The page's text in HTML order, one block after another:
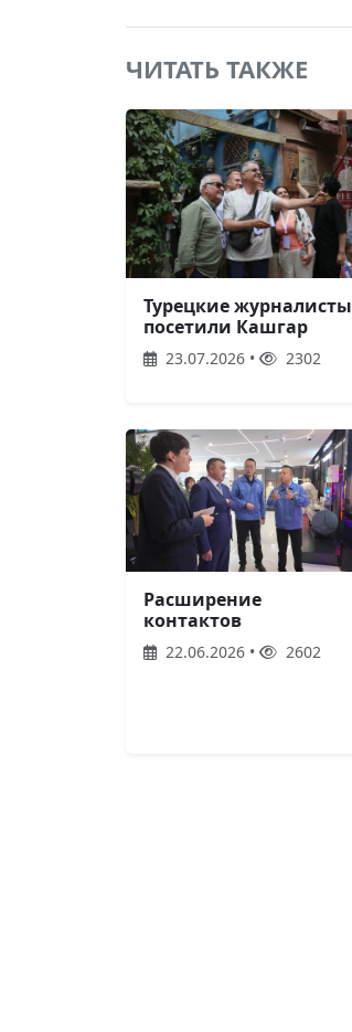
ЧИТАТЬ ТАКЖЕ
Турецкие журналисты
посетили Кашгар
23.07.2026 • 2302
Расширение
контактов
22.06.2026 • 2602